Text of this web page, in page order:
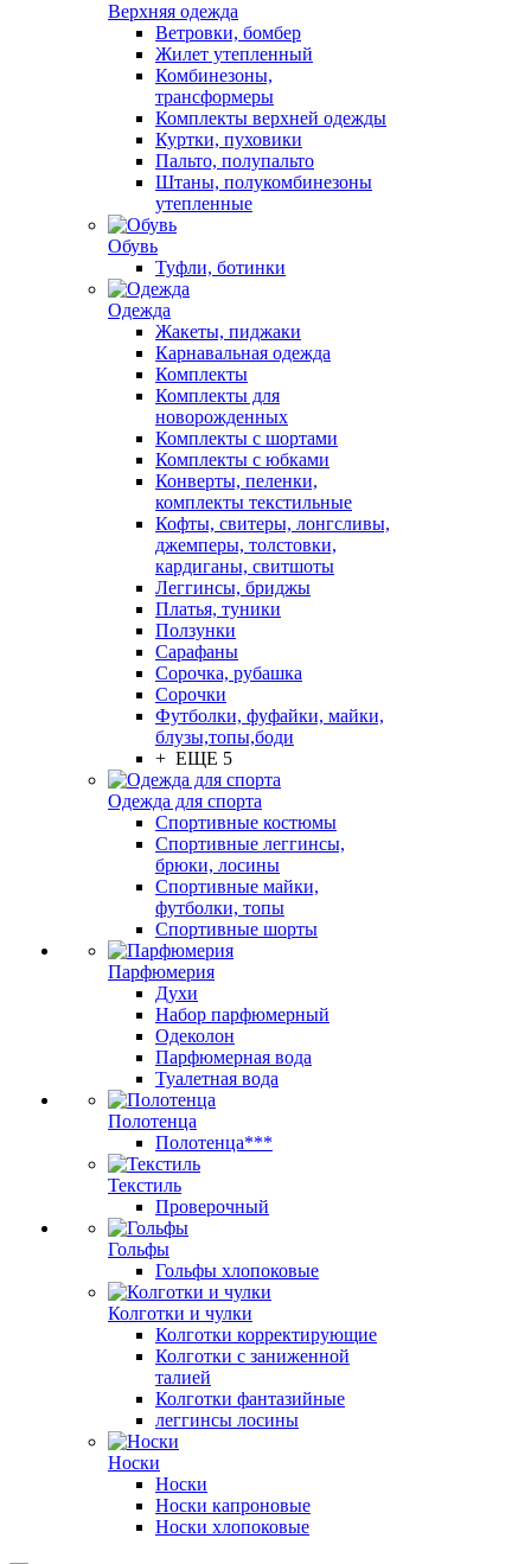
Верхняя одежда
Ветровки, бомбер
Жилет утепленный
Комбинезоны,
трансформеры
Комплекты верхней одежды
Куртки, пуховики
Пальто, полупальто
Штаны, полукомбинезоны
утепленные
Обувь
Туфли, ботинки
Одежда
Жакеты, пиджаки
Карнавальная одежда
Комплекты
Комплекты для
новорожденных
Комплекты с шортами
Комплекты с юбками
Конверты, пеленки,
комплекты текстильные
Кофты, свитеры, лонгсливы,
джемперы, толстовки,
кардиганы, свитшоты
Леггинсы, бриджы
Платья, туники
Ползунки
Сарафаны
Сорочка, рубашка
Сорочки
Футболки, фуфайки, майки,
блузы,топы,боди
+ ЕЩЕ 5
Одежда для спорта
Спортивные костюмы
Спортивные леггинсы,
брюки, лосины
Спортивные майки,
футболки, топы
Спортивные шорты
Парфюмерия
Духи
Набор парфюмерный
Одеколон
Парфюмерная вода
Туалетная вода
Полотенца
Полотенца***
Текстиль
Проверочный
Гольфы
Гольфы хлопоковые
Колготки и чулки
Колготки корректирующие
Колготки с заниженной
талией
Колготки фантазийные
леггинсы лосины
Носки
Носки
Носки капроновые
Носки хлопоковые